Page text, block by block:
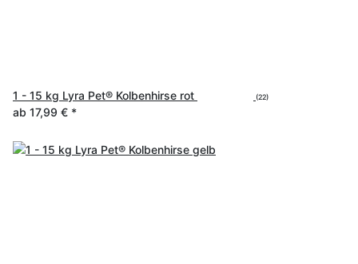
1 - 15 kg Lyra Pet® Kolbenhirse rot (22)
ab 17,99 € *